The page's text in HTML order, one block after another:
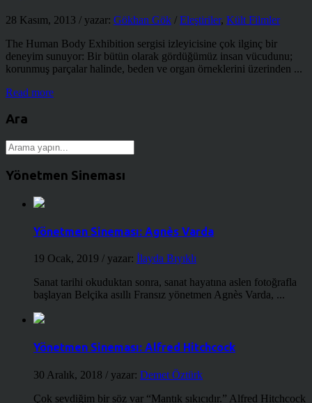
28 Kasım, 2013 / yazar: Gökhan Gök / Eleştiriler, Kült Filmler
The Human Body Exhibition sergisi izleyicisine çok ilginç bir
deneyim sunuyor: Bir bütün olarak gördüğümüz insan vücudunu;
korunmuş parçalar halinde, beden ve organ örneklerini üzerinden ...
Read more
Ara
Yönetmen Sineması
Yönetmen Sineması: Agnès Varda
19 Ocak, 2019 / yazar: İlayda Bıyıklı
Sanat tarihi okuduktan sonra, sanat hayatına aslen fotoğrafla
başlayan Belçika asıllı Fransız yönetmen Agnès Varda, ...
Yönetmen Sineması: Alfred Hitchcock
30 Aralık, 2018 / yazar: Demet Öztürk
Çok sevdiğim bir söz var “Mantık sıkıcıdır.” Alfred Hitchcock